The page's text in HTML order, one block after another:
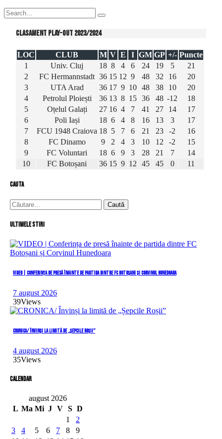
Clasament Play-out 2023/2024
LOC CLUB M V E I GM GP +/- Puncte
1
Univ. Cluj 18 8 4 6 24 19 5
21
2
FC Hermannstadt 36 15 12 9 48 32 16
20
3
UTA Arad 36 17 9 10 48 38 10
20
4
Petrolul Ploiești 36 13 8 15 36 48 -12
18
5
Oțelul Galați 27 16 4 7 41 27 14
17
6
Poli Iași 18 6 4 8 16 13 3
17
7
FCU 1948 Craiova 18 5 7 6 21 23 -2
16
8
FC Dinamo 9 2 4 3 10 12 -2
15
9
FC Voluntari 18 6 9 3 28 21 7
14
10
FC Botoșani 36 15 9 12 45 45 0 11
cauta
Caută
după:
Ultimele stiri
VIDEO | Conferința de presă înainte de partida dintre FC Botoșani și Corvinul Hunedoara
7 august 2026
39Views
CRONICA/ Învinși la limită de „Șepcile Roșii”
4 august 2026
35Views
Calendar
august 2026
L Ma Mi J V S D
1
2
3
4 5 6 7 8
9